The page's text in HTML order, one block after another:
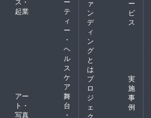
起業
テ
ィ
ー
・
ヘ
ル
ス
ケ
ア
アー
ト・
写真
舞
台
・
ァ
ン
デ
ィ
ン
グ
と
は
ー
ビ
ス
プ
ロ
ジ
ェ
ク
実
施
事
例